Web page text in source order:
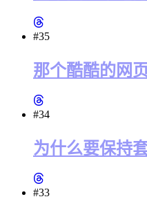
#35
那个酷酷的网
#34
为什么要保持
#33